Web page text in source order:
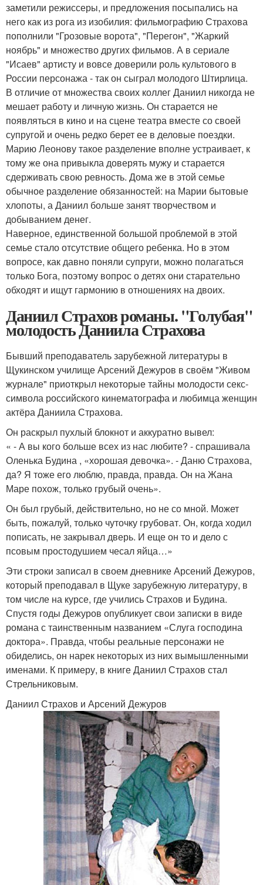
заметили режиссеры, и предложения посыпались на
него как из рога из изобилия: фильмографию Страхова
пополнили "Грозовые ворота", "Перегон", "Жаркий
ноябрь" и множество других фильмов. А в сериале
"Исаев" артисту и вовсе доверили роль культового в
России персонажа - так он сыграл молодого Штирлица.
В отличие от множества своих коллег Даниил никогда не
мешает работу и личную жизнь. Он старается не
появляться в кино и на сцене театра вместе со своей
супругой и очень редко берет ее в деловые поездки.
Марию Леонову такое разделение вполне устраивает, к
тому же она привыкла доверять мужу и старается
сдерживать свою ревность. Дома же в этой семье
обычное разделение обязанностей: на Марии бытовые
хлопоты, а Даниил больше занят творчеством и
добыванием денег.
Наверное, единственной большой проблемой в этой
семье стало отсутствие общего ребенка. Но в этом
вопросе, как давно поняли супруги, можно полагаться
только Бога, поэтому вопрос о детях они старательно
обходят и ищут гармонию в отношениях на двоих.
Даниил Страхов романы. "Голубая"
молодость Даниила Страхова
Бывший преподаватель зарубежной литературы в
Щукинском училище Арсений Дежуров в своём "Живом
журнале" приоткрыл некоторые тайны молодости секс-
символа российского кинематографа и любимца женщин
актёра Даниила Страхова.
Он раскрыл пухлый блокнот и аккуратно вывел:
« - А вы кого больше всех из нас любите? - спрашивала
Оленька Будина , «хорошая девочка». - Даню Страхова,
да? Я тоже его люблю, правда, правда. Он на Жана
Маре похож, только грубый очень».
Он был грубый, действительно, но не со мной. Может
быть, пожалуй, только чуточку грубоват. Он, когда ходил
пописать, не закрывал дверь. И еще он то и дело с
псовым простодушием чесал яйца…»
Эти строки записал в своем дневнике Арсений Дежуров,
который преподавал в Щуке зарубежную литературу, в
том числе на курсе, где учились Страхов и Будина.
Спустя годы Дежуров опубликует свои записки в виде
романа с таинственным названием «Слуга господина
доктора». Правда, чтобы реальные персонажи не
обиделись, он нарек некоторых из них вымышленными
именами. К примеру, в книге Даниил Страхов стал
Стрельниковым.
Даниил Страхов и Арсений Дежуров